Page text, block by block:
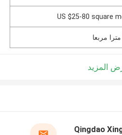
US $25-80 square
المزيد
Qingdao